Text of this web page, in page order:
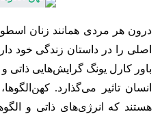
درون هر مردی همانند زنان
اصلی را در داستان زندگی خود
باور کارل یونگ گرایش‌هایی ذاتی
انسان تاثیر می‌گذارد.
هستند که انرژی‌های ذاتی و